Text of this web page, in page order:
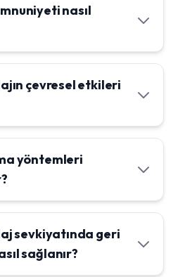
nasıl
çevresel etkileri
yöntemleri
sevkiyatında geri
sağlanır?